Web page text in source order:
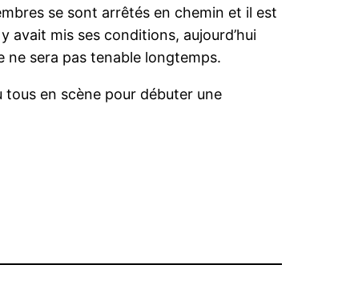
se sont arrêtés en chemin et il est
avait mis ses conditions, aujourd’hui
ne sera pas tenable longtemps.
en scène pour débuter une